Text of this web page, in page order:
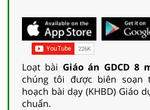
Loạt bài Giáo án GDCD 8
chúng tôi được biên soạn
hoạch bài dạy (KHBD) Giáo
chuẩn.